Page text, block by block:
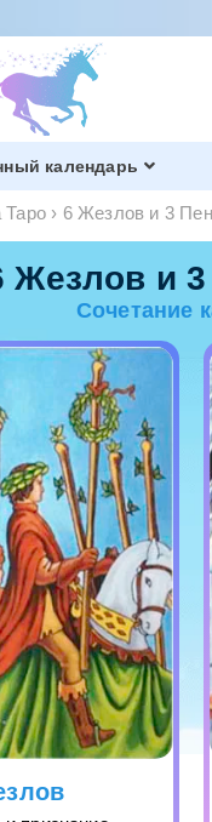
календарь
Таро › 6 Жезлов и 3
Жезлов и
Сочетание